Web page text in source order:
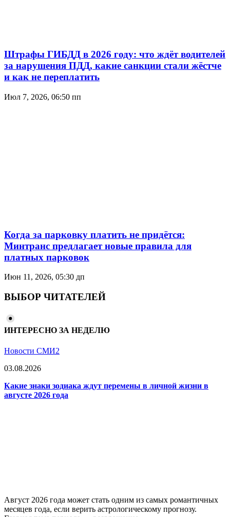
Штрафы ГИБДД в 2026 году: что ждёт водителей
за нарушения ПДД, какие санкции стали жёстче
и как не переплатить
Июл 7, 2026, 06:50 пп
Когда за парковку платить не придётся:
Минтранс предлагает новые правила для
платных парковок
Июн 11, 2026, 05:30 дп
ВЫБОР ЧИТАТЕЛЕЙ
ИНТЕРЕСНО ЗА НЕДЕЛЮ
Новости СМИ2
03.08.2026
Какие знаки зодиака ждут перемены в личной жизни в
августе 2026 года
Август 2026 года может стать одним из самых романтичных
месяцев года, если верить астрологическому прогнозу.